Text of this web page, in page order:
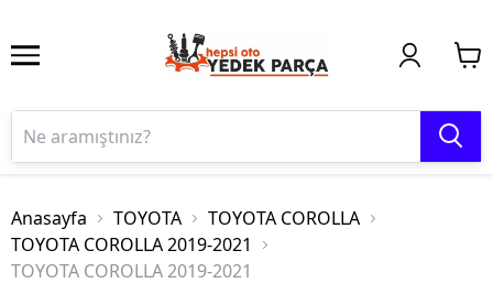
Anasayfa TOYOTA
TOYOTA COROLLA
TOYOTA COROLLA 2019-2021
TOYOTA COROLLA 2019-2021